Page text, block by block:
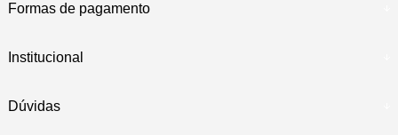
Formas de pagamento
Institucional
Dúvidas